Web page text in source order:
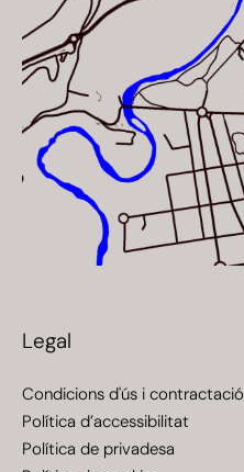
Legal
Condicions d'ús i contractació
Política d’accessibilitat
Política de privadesa